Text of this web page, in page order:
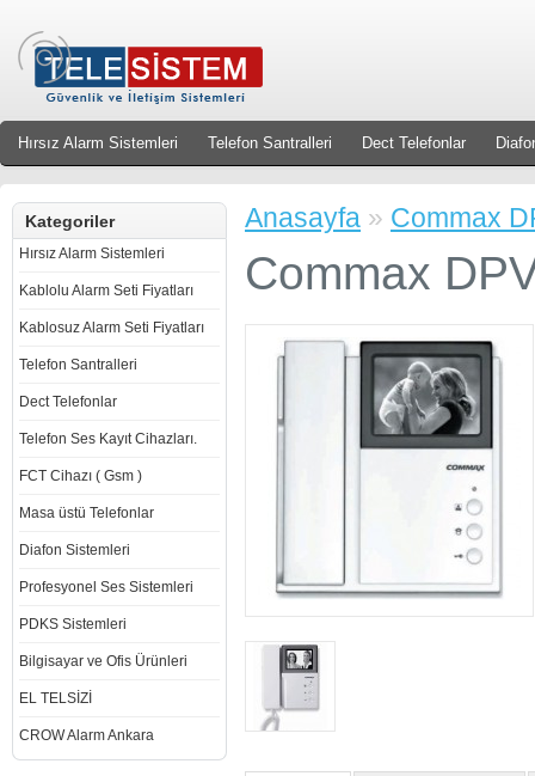
Hırsız Alarm Sistemleri Telefon Santralleri Dect Telefonlar
Kategoriler
Hırsız Alarm Sistemleri
Kablolu Alarm Seti Fiyatları
Kablosuz Alarm Seti Fiyatları
Telefon Santralleri
Dect Telefonlar
Telefon Ses Kayıt Cihazları.
FCT Cihazı ( Gsm )
Masa üstü Telefonlar
Diafon Sistemleri
Profesyonel Ses Sistemleri
PDKS Sistemleri
Bilgisayar ve Ofis Ürünleri
EL TELSİZİ
CROW Alarm Ankara
Anasayfa » Commax
Commax